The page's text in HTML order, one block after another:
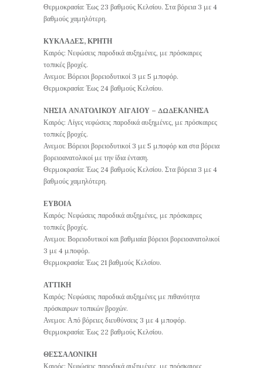
Θερμοκρασία: Έως 23 βαθμούς Κελσίου. Στα βόρεια 3 με 4
βαθμούς χαμηλότερη.
ΚΥΚΛΑΔΕΣ, ΚΡΗΤΗ
Καιρός: Νεφώσεις παροδικά αυξημένες, με πρόσκαιρες
τοπικές βροχές.
Ανεμοι: Βόρειοι βορειοδυτικοί 3 με 5 μποφόρ.
Θερμοκρασία: Έως 24 βαθμούς Κελσίου.
ΝΗΣΙΑ ΑΝΑΤΟΛΙΚΟΥ ΑΙΓΑΙΟΥ – ΔΩΔΕΚΑΝΗΣΑ
Καιρός: Λίγες νεφώσεις παροδικά αυξημένες, με πρόσκαιρες
τοπικές βροχές.
Ανεμοι: Βόρειοι βορειοδυτικοί 3 με 5 μποφόρ και στα βόρεια
βορειοανατολικοί με την ίδια ένταση.
Θερμοκρασία: Έως 24 βαθμούς Κελσίου. Στα βόρεια 3 με 4
βαθμούς χαμηλότερη.
ΕΥΒΟΙΑ
Καιρός: Νεφώσεις παροδικά αυξημένες, με πρόσκαιρες
τοπικές βροχές.
Ανεμοι: Βορειοδυτικοί και βαθμιαία βόρειοι βορειοανατολικοί
3 με 4 μποφόρ.
Θερμοκρασία: Έως 21 βαθμούς Κελσίου.
ΑΤΤΙΚΗ
Καιρός: Νεφώσεις παροδικά αυξημένες με πιθανότητα
πρόσκαιρων τοπικών βροχών.
Ανεμοι: Από βόρειες διευθύνσεις 3 με 4 μποφόρ.
Θερμοκρασία: Έως 22 βαθμούς Κελσίου.
ΘΕΣΣΑΛΟΝΙΚΗ
Καιρός: Νεφώσεις παροδικά αυξημένες, με πρόσκαιρες